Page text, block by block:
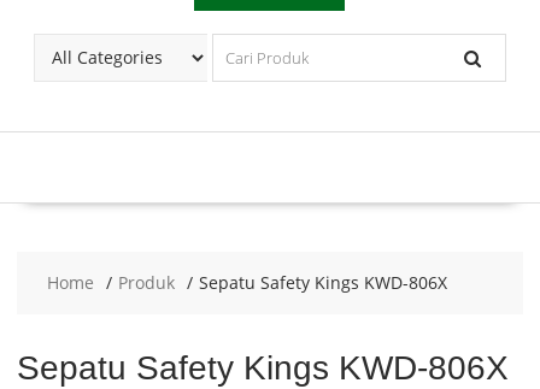
Home Produk Sepatu Safety Kings KWD-806X
Sepatu Safety Kings KWD-806X